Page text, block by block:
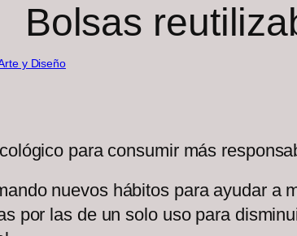
Bolsas
y Diseño
para consumir más
nuevos hábitos para ayudar a
por las de un solo uso para